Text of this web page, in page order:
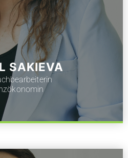
SAKIEVA